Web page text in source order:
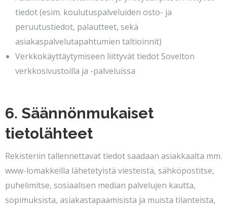
tiedot (esim. koulutuspalveluiden osto- ja
peruutustiedot, palautteet, sekä
asiakaspalvelutapahtumien taltioinnit)
Verkkokäyttäytymiseen liittyvät tiedot Sovelton
verkkosivustoilla ja -palveluissa
6. Säännönmukaiset
tietolähteet
Rekisteriin tallennettavat tiedot saadaan asiakkaalta mm.
www-lomakkeilla lähetetyistä viesteistä, sähköpostitse,
puhelimitse, sosiaalisen median palvelujen kautta,
sopimuksista, asiakastapaamisista ja muista tilanteista,